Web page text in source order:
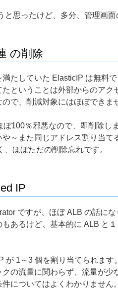
と思ったけど、多分、管理画面
の削除
たしていた ElasticIP は無料
ということは外部からのアク
で、削減対象にはほぼできま
ぼ100％邪悪なので、即削除し
～また同じアドレス割り当て
、ほぼただの削除忘れです。
IP
ですが、ほぼ ALB の話に
もあるけど、基本的に ALB と
が 1～3 個を割り当てられます
の流量に関わらず、流量が少
についてはよくわかりません。